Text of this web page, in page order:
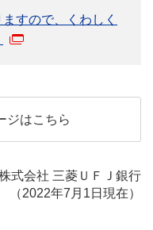
すので、くわしく
ジはこちら
式会社 三菱ＵＦＪ銀行
（2022年7月1日現在）